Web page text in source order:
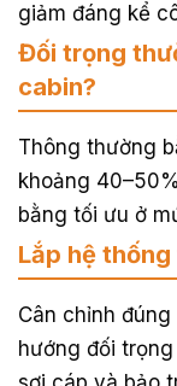
giảm đáng kể
Đối trọng
cabin?
Thông thường
khoảng
bằng tối ưu ở
Lắp hệ
Cân chỉnh
hướng đối